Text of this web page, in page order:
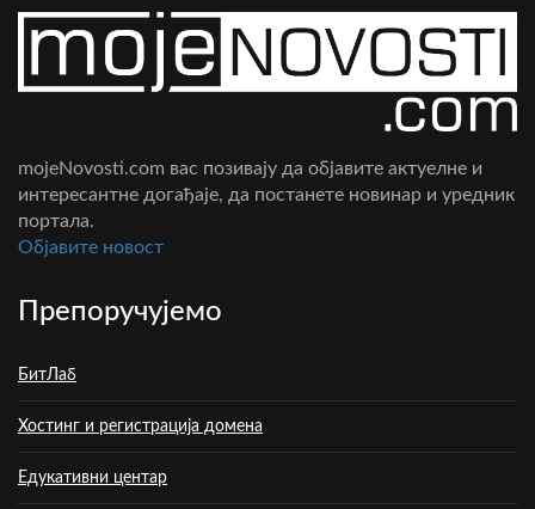
mojeNovosti.com вас позивају да објавите актуелне и
интересантне догађаје, да постанете новинар и уредник
портала.
Oбјавите новост
Препоручујемо
БитЛаб
Хостинг и регистрација домена
Едукативни центар